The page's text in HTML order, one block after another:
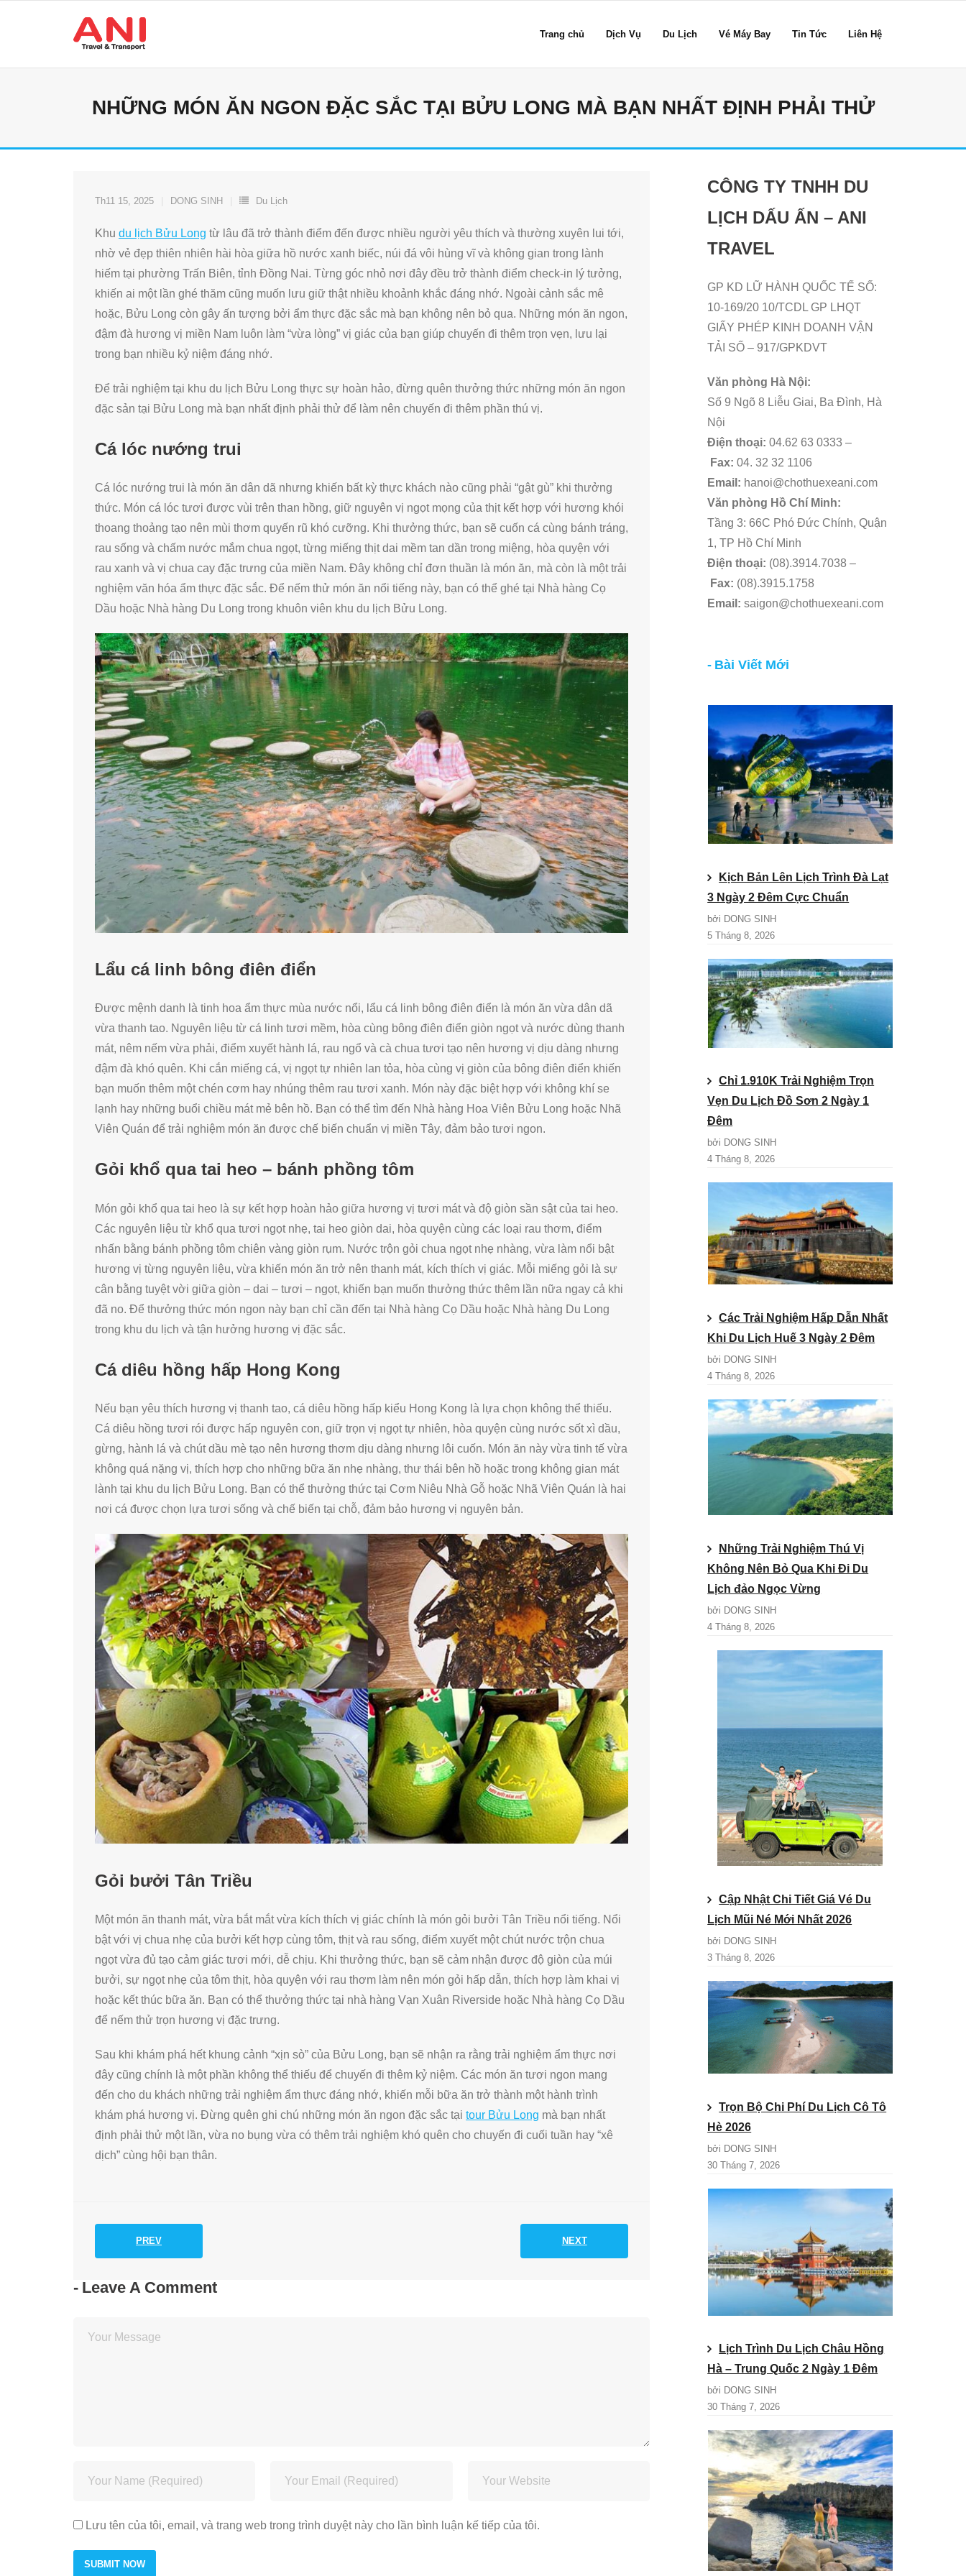
Trang chủ Dịch Vụ Du Lịch Vé Máy Bay Tin Tức Liên Hệ
NHỮNG MÓN ĂN NGON ĐẶC SẮC TẠI BỬU LONG MÀ BẠN NHẤT ĐỊNH PHẢI THỬ
Th11 15, 2025 DONG SINH Du Lịch
Khu du lịch Bửu Long từ lâu đã trở thành điểm đến được nhiều người yêu thích và thường xuyên lui tới,
nhờ vẻ đẹp thiên nhiên hài hòa giữa hồ nước xanh biếc, núi đá vôi hùng vĩ và không gian trong lành
hiếm tại phường Trấn Biên, tỉnh Đồng Nai. Từng góc nhỏ nơi đây đều trở thành điểm check-in lý tưởng,
khiến ai một lần ghé thăm cũng muốn lưu giữ thật nhiều khoảnh khắc đáng nhớ. Ngoài cảnh sắc mê
hoặc, Bửu Long còn gây ấn tượng bởi ẩm thực đặc sắc mà bạn không nên bỏ qua. Những món ăn ngon,
đậm đà hương vị miền Nam luôn làm “vừa lòng” vị giác của bạn giúp chuyến đi thêm trọn vẹn, lưu lại
trong bạn nhiều kỷ niệm đáng nhớ.
Để trải nghiệm tại khu du lịch Bửu Long thực sự hoàn hảo, đừng quên thưởng thức những món ăn ngon
đặc sản tại Bửu Long mà bạn nhất định phải thử để làm nên chuyến đi thêm phần thú vị.
Cá lóc nướng trui
Cá lóc nướng trui là món ăn dân dã nhưng khiến bất kỳ thực khách nào cũng phải “gật gù” khi thưởng
thức. Món cá lóc tươi được vùi trên than hồng, giữ nguyên vị ngọt mọng của thịt kết hợp với hương khói
thoang thoảng tạo nên mùi thơm quyến rũ khó cưỡng. Khi thưởng thức, bạn sẽ cuốn cá cùng bánh tráng,
rau sống và chấm nước mắm chua ngọt, từng miếng thịt dai mềm tan dần trong miệng, hòa quyện với
rau xanh và vị chua cay đặc trưng của miền Nam. Đây không chỉ đơn thuần là món ăn, mà còn là một trải
nghiệm văn hóa ẩm thực đặc sắc. Để nếm thử món ăn nổi tiếng này, bạn có thể ghé tại Nhà hàng Cọ
Dầu hoặc Nhà hàng Du Long trong khuôn viên khu du lịch Bửu Long.
Lẩu cá linh bông điên điển
Được mệnh danh là tinh hoa ẩm thực mùa nước nổi, lẩu cá linh bông điên điển là món ăn vừa dân dã
vừa thanh tao. Nguyên liệu từ cá linh tươi mềm, hòa cùng bông điên điển giòn ngọt và nước dùng thanh
mát, nêm nếm vừa phải, điểm xuyết hành lá, rau ngổ và cà chua tươi tạo nên hương vị dịu dàng nhưng
đậm đà khó quên. Khi cắn miếng cá, vị ngọt tự nhiên lan tỏa, hòa cùng vị giòn của bông điên điển khiến
bạn muốn thêm một chén cơm hay nhúng thêm rau tươi xanh. Món này đặc biệt hợp với không khí se
lạnh hay những buổi chiều mát mẻ bên hồ. Bạn có thể tìm đến Nhà hàng Hoa Viên Bửu Long hoặc Nhã
Viên Quán để trải nghiệm món ăn được chế biến chuẩn vị miền Tây, đảm bảo tươi ngon.
Gỏi khổ qua tai heo – bánh phồng tôm
Món gỏi khổ qua tai heo là sự kết hợp hoàn hảo giữa hương vị tươi mát và độ giòn sần sật của tai heo.
Các nguyên liệu từ khổ qua tươi ngọt nhẹ, tai heo giòn dai, hòa quyện cùng các loại rau thơm, điểm
nhấn bằng bánh phồng tôm chiên vàng giòn rụm. Nước trộn gỏi chua ngọt nhẹ nhàng, vừa làm nổi bật
hương vị từng nguyên liệu, vừa khiến món ăn trở nên thanh mát, kích thích vị giác. Mỗi miếng gỏi là sự
cân bằng tuyệt vời giữa giòn – dai – tươi – ngọt, khiến bạn muốn thưởng thức thêm lần nữa ngay cả khi
đã no. Để thưởng thức món ngon này bạn chỉ cần đến tại Nhà hàng Cọ Dầu hoặc Nhà hàng Du Long
trong khu du lịch và tận hưởng hương vị đặc sắc.
Cá diêu hồng hấp Hong Kong
Nếu bạn yêu thích hương vị thanh tao, cá diêu hồng hấp kiểu Hong Kong là lựa chọn không thể thiếu.
Cá diêu hồng tươi rói được hấp nguyên con, giữ trọn vị ngọt tự nhiên, hòa quyện cùng nước sốt xì dầu,
gừng, hành lá và chút dầu mè tạo nên hương thơm dịu dàng nhưng lôi cuốn. Món ăn này vừa tinh tế vừa
không quá nặng vị, thích hợp cho những bữa ăn nhẹ nhàng, thư thái bên hồ hoặc trong không gian mát
lành tại khu du lịch Bửu Long. Bạn có thể thưởng thức tại Cơm Niêu Nhà Gỗ hoặc Nhã Viên Quán là hai
nơi cá được chọn lựa tươi sống và chế biến tại chỗ, đảm bảo hương vị nguyên bản.
Gỏi bưởi Tân Triều
Một món ăn thanh mát, vừa bắt mắt vừa kích thích vị giác chính là món gỏi bưởi Tân Triều nổi tiếng. Nổi
bật với vị chua nhẹ của bưởi kết hợp cùng tôm, thịt và rau sống, điểm xuyết một chút nước trộn chua
ngọt vừa đủ tạo cảm giác tươi mới, dễ chịu. Khi thưởng thức, bạn sẽ cảm nhận được độ giòn của múi
bưởi, sự ngọt nhẹ của tôm thịt, hòa quyện với rau thơm làm nên món gỏi hấp dẫn, thích hợp làm khai vị
hoặc kết thúc bữa ăn. Bạn có thể thưởng thức tại nhà hàng Vạn Xuân Riverside hoặc Nhà hàng Cọ Dầu
để nếm thử trọn hương vị đặc trưng.
Sau khi khám phá hết khung cảnh “xịn sò” của Bửu Long, bạn sẽ nhận ra rằng trải nghiệm ẩm thực nơi
đây cũng chính là một phần không thể thiếu để chuyến đi thêm kỷ niệm. Các món ăn tươi ngon mang
đến cho du khách những trải nghiệm ẩm thực đáng nhớ, khiến mỗi bữa ăn trở thành một hành trình
khám phá hương vị. Đừng quên ghi chú những món ăn ngon đặc sắc tại tour Bửu Long mà bạn nhất
định phải thử một lần, vừa no bụng vừa có thêm trải nghiệm khó quên cho chuyến đi cuối tuần hay “xê
dịch” cùng hội bạn thân.
PREV NEXT
Leave A Comment
Lưu tên của tôi, email, và trang web trong trình duyệt này cho lần bình luận kế tiếp của tôi.
CÔNG TY TNHH DU
LỊCH DẤU ẤN – ANI
TRAVEL
GP KD LỮ HÀNH QUỐC TẾ SỐ:
10-169/20 10/TCDL GP LHQT
GIẤY PHÉP KINH DOANH VẬN
TẢI SỐ – 917/GPKDVT
Văn phòng Hà Nội:
Số 9 Ngõ 8 Liễu Giai, Ba Đình, Hà
Nội
Điện thoại: 04.62 63 0333 –
Fax: 04. 32 32 1106
Email: hanoi@chothuexeani.com
Văn phòng Hồ Chí Minh:
Tầng 3: 66C Phó Đức Chính, Quận
1, TP Hồ Chí Minh
Điện thoại: (08).3914.7038 –
Fax: (08).3915.1758
Email: saigon@chothuexeani.com
Bài Viết Mới
Kịch Bản Lên Lịch Trình Đà Lạt
3 Ngày 2 Đêm Cực Chuẩn
bởi DONG SINH
5 Tháng 8, 2026
Chỉ 1.910K Trải Nghiệm Trọn
Vẹn Du Lịch Đồ Sơn 2 Ngày 1
Đêm
bởi DONG SINH
4 Tháng 8, 2026
Các Trải Nghiệm Hấp Dẫn Nhất
Khi Du Lịch Huế 3 Ngày 2 Đêm
bởi DONG SINH
4 Tháng 8, 2026
Những Trải Nghiệm Thú Vị
Không Nên Bỏ Qua Khi Đi Du
Lịch đảo Ngọc Vừng
bởi DONG SINH
4 Tháng 8, 2026
Cập Nhật Chi Tiết Giá Vé Du
Lịch Mũi Né Mới Nhất 2026
bởi DONG SINH
3 Tháng 8, 2026
Trọn Bộ Chi Phí Du Lịch Cô Tô
Hè 2026
bởi DONG SINH
30 Tháng 7, 2026
Lịch Trình Du Lịch Châu Hồng
Hà – Trung Quốc 2 Ngày 1 Đêm
bởi DONG SINH
30 Tháng 7, 2026